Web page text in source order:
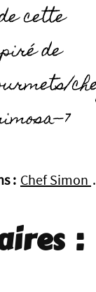
cette
de
7
: Chef Simon .
: